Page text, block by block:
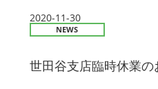
2020-11-30
NEWS
世田谷支店臨時休業の